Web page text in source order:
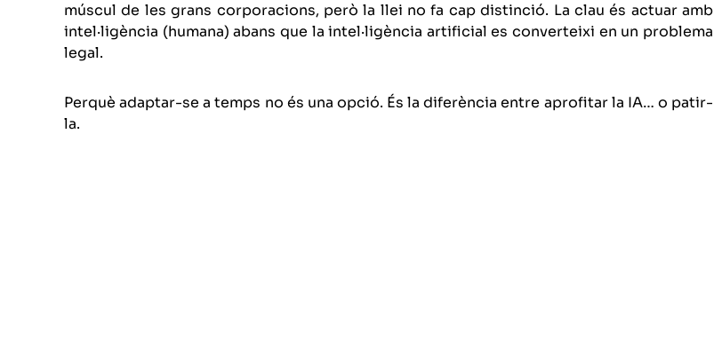
múscul de les grans corporacions, però la llei no fa cap distinció. La clau és actuar amb
intel·ligència (humana) abans que la intel·ligència artificial es converteixi en un problema
legal.
Perquè adaptar-se a temps no és una opció. És la diferència entre aprofitar la IA… o patir-
la.